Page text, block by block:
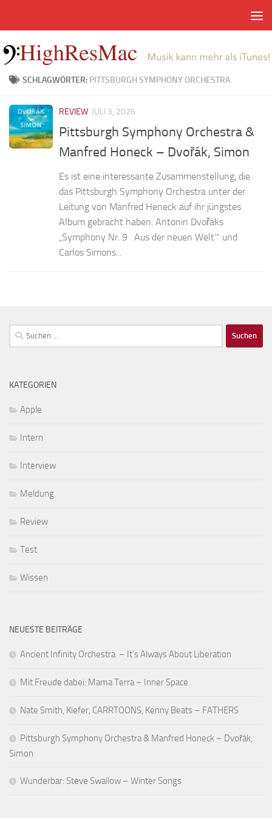
SCHLAGWÖRTER: PITTSBURGH SYMPHONY ORCHESTRA
REVIEW JULI 3, 2026
Pittsburgh Symphony Orchestra &
Manfred Honeck – Dvořák, Simon
Es ist eine interessante Zusammenstellung, die
das Pittsburgh Symphony Orchestra unter der
Leitung von Manfred Heneck auf ihr jüngstes
Album gebracht haben: Antonin Dvořáks
„Symphony Nr. 9 ‚Aus der neuen Welt’“ und
Carlos Simons...
Suchen
nach:
KATEGORIEN
Apple
Intern
Interview
Meldung
Review
Test
Wissen
NEUESTE BEITRÄGE
Ancient Infinity Orchestra – It’s Always About Liberation
Mit Freude dabei: Mama Terra – Inner Space
Nate Smith, Kiefer, CARRTOONS, Kenny Beats – FATHERS
Pittsburgh Symphony Orchestra & Manfred Honeck – Dvořák,
Simon
Wunderbar: Steve Swallow – Winter Songs